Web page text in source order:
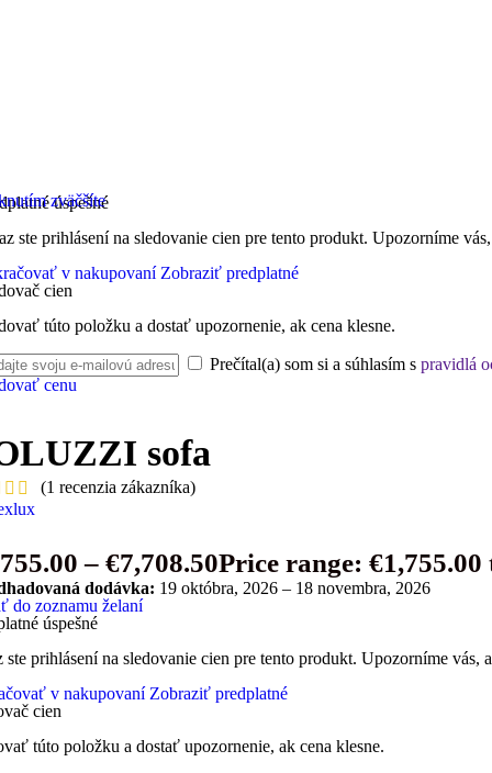
zväčšíte
úspešné
ste prihlásení na sledovanie cien pre tento produkt. Upozorníme
v nakupovaní Zobraziť predplatné
cien
túto položku a dostať upozornenie, ak cena klesne.
Prečítal(a) som si a súhlasím s pravidlá
cenu
sofa
(1 recenzia zákazníka)
– €7,708.50Price range:
dodávka: 19 októbra, 2026 – 18 novembra, 2026
do zoznamu želaní
úspešné
ste prihlásení na sledovanie cien pre tento produkt. Upozorníme vás,
v nakupovaní Zobraziť predplatné
cien
túto položku a dostať upozornenie, ak cena klesne.